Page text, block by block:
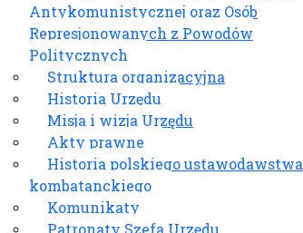
Antykomunistycznej oraz Osób
Represjonowanych z Powodów
Politycznych
Struktura organizacyjna
Historia Urzędu
Misja i wizja Urzędu
Akty prawne
Historia polskiego ustawodawstwa
kombatanckiego
Komunikaty
Patronaty Szefa Urzędu